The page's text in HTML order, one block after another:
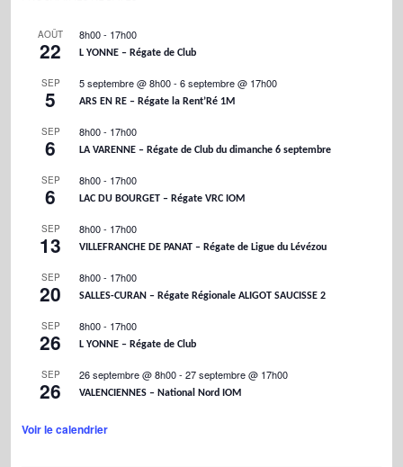
AOÛT
22
8h00- 17h00
L YONNE – Régate de Club
SEP
5
5 septembre @ 8h00- 6 septembre @ 17h00
ARS EN RE – Régate la Rent’Ré 1M
SEP
6
8h00- 17h00
LA VARENNE – Régate de Club du dimanche 6 septembre
SEP
6
8h00- 17h00
LAC DU BOURGET – Régate VRC IOM
SEP
13
8h00- 17h00
VILLEFRANCHE DE PANAT – Régate de Ligue du Lévézou
SEP
20
8h00- 17h00
SALLES-CURAN – Régate Régionale ALIGOT SAUCISSE 2
SEP
26
8h00- 17h00
L YONNE – Régate de Club
SEP
26
26 septembre @ 8h00- 27 septembre @ 17h00
VALENCIENNES – National Nord IOM
Voir le calendrier